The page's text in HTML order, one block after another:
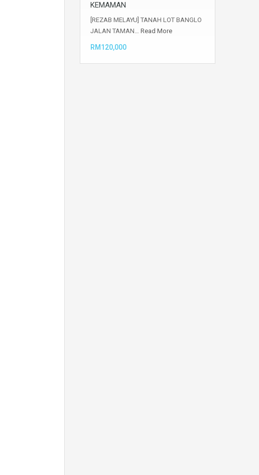
KEMAMAN
[REZAB MELAYU] TANAH LOT BANGLO
JALAN TAMAN… Read More
RM120,000